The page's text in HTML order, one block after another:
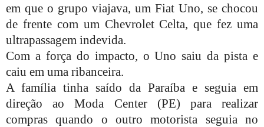
em que o grupo viajava, um Fiat Uno, se chocou
de frente com um Chevrolet Celta, que fez uma
ultrapassagem indevida.
Com a força do impacto, o Uno saiu da pista e
caiu em uma ribanceira.
A família tinha saído da Paraíba e seguia em
direção ao Moda Center (PE) para realizar
compras quando o outro motorista seguia no